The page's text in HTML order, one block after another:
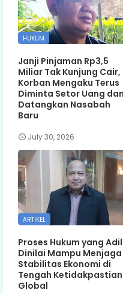
HUKUM
Janji Pinjaman Rp3,5
Miliar Tak Kunjung Cair,
Korban Mengaku Terus
Diminta Setor Uang dan
Datangkan Nasabah
Baru
July 30, 2026
ARTIKEL
Proses Hukum yang Adil
Dinilai Mampu Menjaga
Stabilitas Ekonomi di
Tengah Ketidakpastian
Global